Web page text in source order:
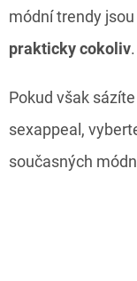
módní trendy
prakticky cokoliv.
Pokud však
sexappeal,
současných